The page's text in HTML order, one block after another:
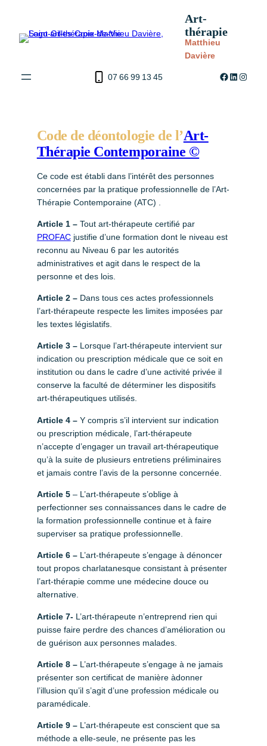
contenu
Art-
thérapie
Matthieu
Davière
07 66 99 13 45 Facebook
LinkedIn
Code de déontologie de l’Art-
Thérapie Contemporaine ©
Ce code est établi dans l’intérêt des personnes
concernées par la pratique professionnelle de l’Art-
Thérapie Contemporaine (ATC) .
Article 1 – Tout art-thérapeute certifié par
PROFACjustifie d’une formation dont le niveau est
reconnu au Niveau 6 par les autorités
administratives et agit dans le respect de la
personne et des lois.
Article 2 – Dans tous ces actes professionnels
l’art-thérapeute respecte les limites imposées par
les textes législatifs.
Article 3 – Lorsque l’art-thérapeute intervient sur
indication ou prescription médicale que ce soit en
institution ou dans le cadre d’une activité privée il
conserve la faculté de déterminer les dispositifs
art-thérapeutiques utilisés.
Article 4 – Y compris s’il intervient sur indication
ou prescription médicale, l’art-thérapeute
n’accepte d’engager un travail art-thérapeutique
qu’à la suite de plusieurs entretiens préliminaires
et jamais contre l’avis de la personne concernée.
Article 5 – L’art-thérapeute s’oblige à
perfectionner ses connaissances dans le cadre de
la formation professionnelle continue et à faire
superviser sa pratique professionnelle.
Article 6 – L’art-thérapeute s’engage à dénoncer
tout propos charlatanesque consistant à présenter
l’art-thérapie comme une médecine douce ou
alternative.
Article 7- L’art-thérapeute n’entreprend rien qui
puisse faire perdre des chances d’amélioration ou
de guérison aux personnes malades.
Article 8 – L’art-thérapeute s’engage à ne jamais
présenter son certificat de manière àdonner
l’illusion qu’il s’agit d’une profession médicale ou
paramédicale.
Article 9 – L’art-thérapeute est conscient que sa
méthode a elle-seule, ne présente pas les